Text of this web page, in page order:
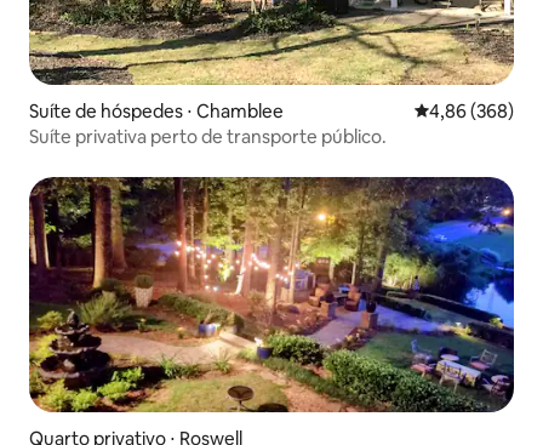
Suíte de hóspedes ⋅ Chamblee 4,86 de uma
4,86 (368)
Suíte privativa perto de transporte público.
Quarto privativo ⋅ Roswell